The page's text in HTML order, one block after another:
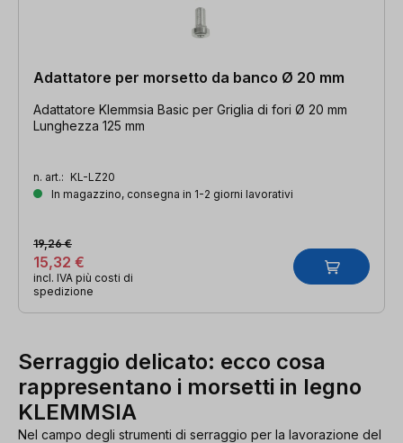
Adattatore per morsetto da banco Ø 20 mm
Adattatore Klemmsia Basic per Griglia di fori Ø 20 mm
Lunghezza 125 mm
n. art.: KL-LZ20
In magazzino, consegna in 1-2 giorni lavorativi
15,32 €
19,26 €
incl. IVA più costi di
spedizione
Serraggio delicato: ecco cosa
rappresentano i morsetti in legno
KLEMMSIA
Nel campo degli strumenti di serraggio per la lavorazione del